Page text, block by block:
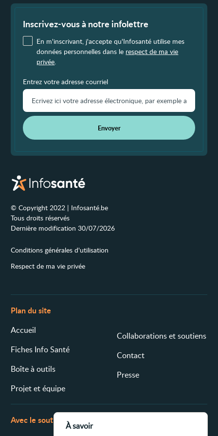
Inscrivez-vous à notre infolettre
En m'inscrivant, j'accepte qu'Infosanté utilise mes
données personnelles dans le respect de ma vie
privée.
Entrez votre adresse courriel
Envoyer
© Copyright 2022 | Infosanté.be
Tous droits réservés
Dernière modification 30/07/2026
Conditions générales d'utilisation
Respect de ma vie privée
Plan du site
Accueil
Fiches Info Santé
Boîte à outils
Projet et équipe
Collaborations et soutiens
Contact
Presse
Avec le soutien de
À savoir